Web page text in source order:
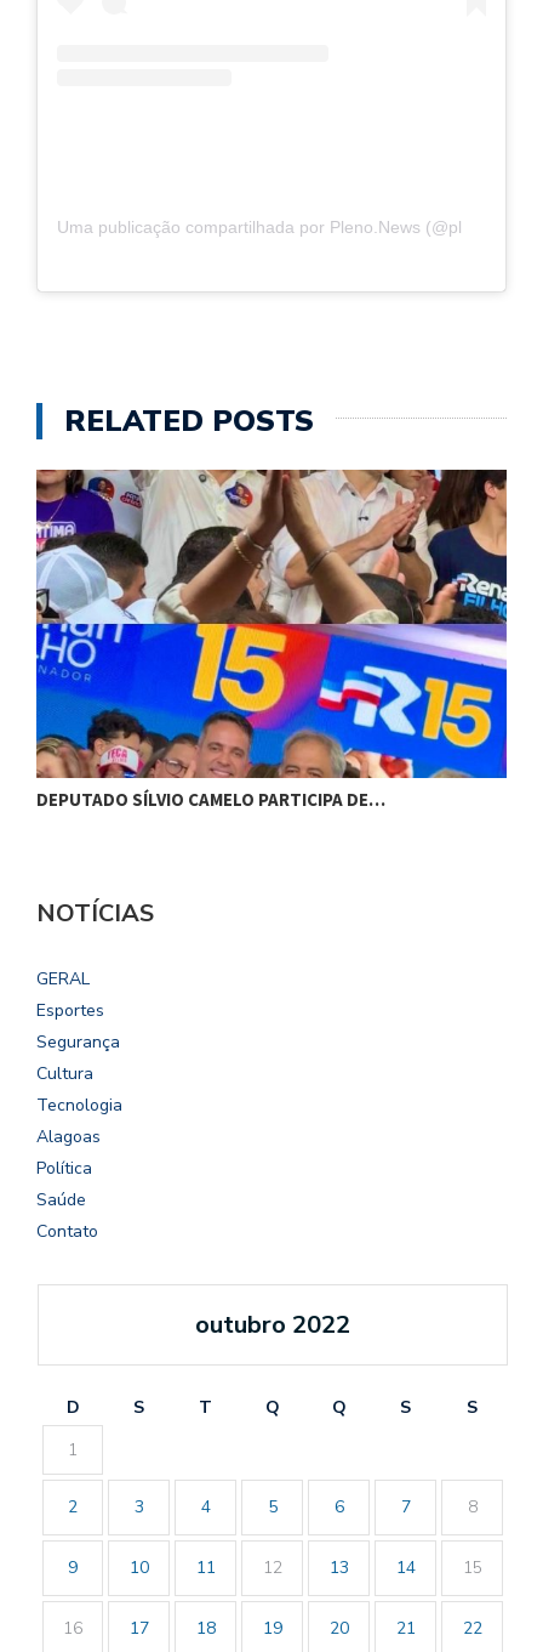
RELATED POSTS
DEPUTADO SÍLVIO CAMELO PARTICIPA DE…
NOTÍCIAS
GERAL
Esportes
Segurança
Cultura
Tecnologia
Alagoas
Política
Saúde
Contato
outubro 2022
D S T Q Q S
S
1
2 3 4 5 6 7 8
9 10 11 12 13 14 15
16 17 18 19 20 21 22